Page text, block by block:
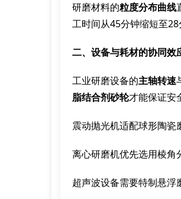
研磨材料的粒度分布曲线
工时间从45分钟缩短至28
二、设备与耗材的协同效
工业研磨设备的主轴转速
脂结合剂砂轮才能保证安
震动抛光机适配球形陶瓷
离心研磨机优先选用棱角
超声波设备需要特制悬浮